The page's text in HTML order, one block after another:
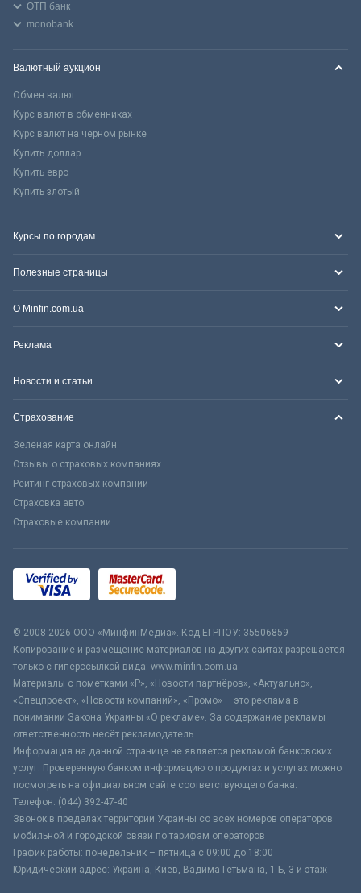
ОТП банк
monobank
Валютный аукцион
Обмен валют
Курс валют в обменниках
Курс валют на черном рынке
Купить доллар
Купить евро
Купить злотый
Курсы по городам
Полезные страницы
О Minfin.com.ua
Реклама
Новости и статьи
Страхование
Зеленая карта онлайн
Отзывы о страховых компаниях
Рейтинг страховых компаний
Страховка авто
Страховые компании
© 2008-2026 ООО «МинфинМедиа». Код ЕГРПОУ: 35506859
Копирование и размещение материалов на других сайтах разрешается
только с гиперссылкой вида: www.minfin.com.ua
Материалы с пометками «Р», «Новости партнёров», «Актуально»,
«Спецпроект», «Новости компаний», «Промо» – это реклама в
понимании Закона Украины «О рекламе». За содержание рекламы
ответственность несёт рекламодатель.
Информация на данной странице не является рекламой банковских
услуг. Проверенную банком информацию о продуктах и услугах можно
посмотреть на официальном сайте соответствующего банка.
Телефон: (044) 392-47-40
Звонок в пределах территории Украины со всех номеров операторов
мобильной и городской связи по тарифам операторов
График работы: понедельник – пятница с 09:00 до 18:00
Юридический адрес: Украина, Киев, Вадима Гетьмана, 1-Б, 3-й этаж